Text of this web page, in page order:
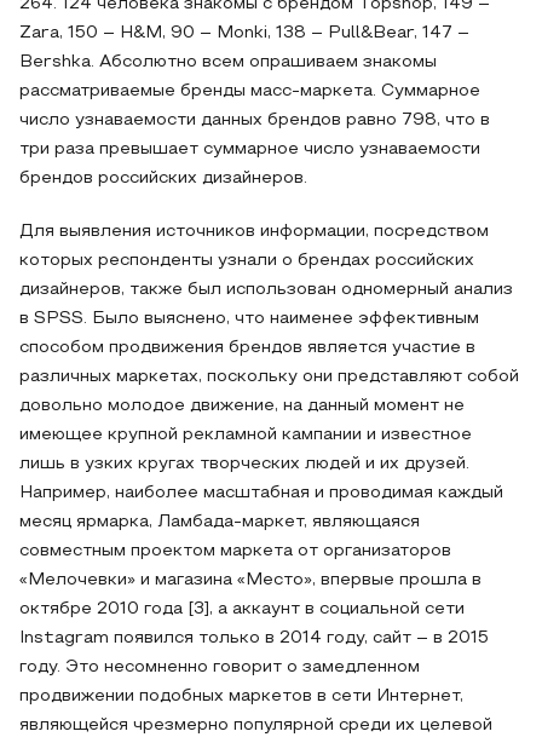
264. 124 человека знакомы с брендом Topshop, 149 –
Zara, 150 – H&M, 90 – Monki, 138 – Pull&Bear, 147 –
Bershka. Абсолютно всем опрашиваем знакомы
рассматриваемые бренды масс-маркета. Суммарное
число узнаваемости данных брендов равно 798, что в
три раза превышает суммарное число узнаваемости
брендов российских дизайнеров.
Для выявления источников информации, посредством
которых респонденты узнали о брендах российских
дизайнеров, также был использован одномерный анализ
в SPSS. Было выяснено, что наименее эффективным
способом продвижения брендов является участие в
различных маркетах, поскольку они представляют собой
довольно молодое движение, на данный момент не
имеющее крупной рекламной кампании и известное
лишь в узких кругах творческих людей и их друзей.
Например, наиболее масштабная и проводимая каждый
месяц ярмарка, Ламбада-маркет, являющаяся
совместным проектом маркета от организаторов
«Мелочевки» и магазина «Место», впервые прошла в
октябре 2010 года [3], а аккаунт в социальной сети
Instagram появился только в 2014 году, сайт – в 2015
году. Это несомненно говорит о замедленном
продвижении подобных маркетов в сети Интернет,
являющейся чрезмерно популярной среди их целевой